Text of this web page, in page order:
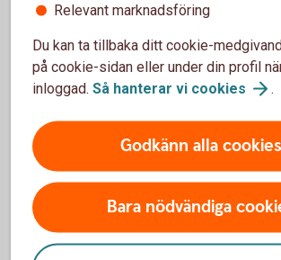
Hållbar byggbransch
Hållbar byggbransch är ett
banker och kreditinstitut i Sverige:
motverka arbetslivskriminalitet i
samt verka för en sund konkurrens och
arbetstagares rättigheter respekteras.
bankgemensamma särskilda villkor
Relevant marknadsföring
Du kan ta tillbaka ditt cookie-
på cookie-sidan eller under din profil
inloggad. Så hanterar vi cookies .
Godkänn alla cookies
Bara nödvändiga